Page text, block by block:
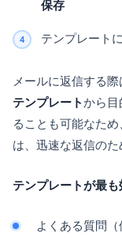
保存
テンプレート
メールに返信する
テンプレートから目
ることも可能なた
は、迅速な返信のた
テンプレートが最
よくある質問（